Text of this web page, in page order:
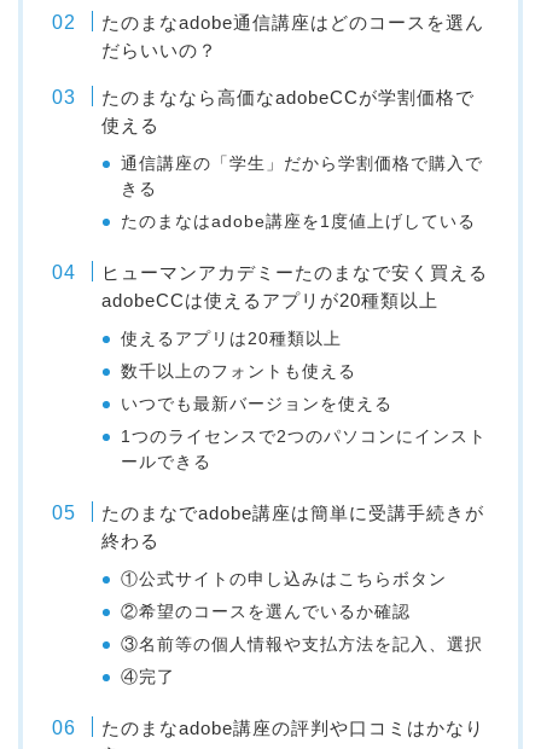
たのまなadobe通信講座はどのコースを選ん
だらいいの？
たのまななら高価なadobeCCが学割価格で
使える
通信講座の「学生」だから学割価格で購入で
きる
たのまなはadobe講座を1度値上げしている
ヒューマンアカデミーたのまなで安く買える
adobeCCは使えるアプリが20種類以上
使えるアプリは20種類以上
数千以上のフォントも使える
いつでも最新バージョンを使える
1つのライセンスで2つのパソコンにインスト
ールできる
たのまなでadobe講座は簡単に受講手続きが
終わる
①公式サイトの申し込みはこちらボタン
②希望のコースを選んでいるか確認
③名前等の個人情報や支払方法を記入、選択
④完了
たのまなadobe講座の評判や口コミはかなり